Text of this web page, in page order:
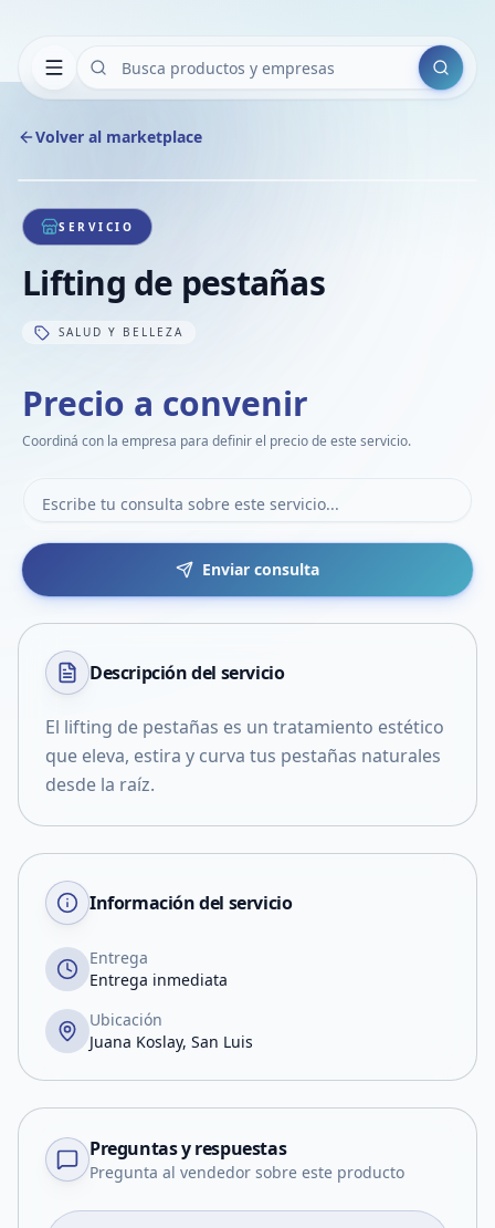
Buscar
Volver al marketplace
1/1
SERVICIO
Lifting de pestañas
SALUD Y BELLEZA
Precio a convenir
Coordiná con la empresa para definir el precio de este servicio.
Enviar consulta
Descripción del servicio
El lifting de pestañas es un tratamiento estético
que eleva, estira y curva tus pestañas naturales
desde la raíz.
Información del servicio
Entrega
Entrega inmediata
Ubicación
Juana Koslay, San Luis
Preguntas y respuestas
Pregunta al vendedor sobre este producto